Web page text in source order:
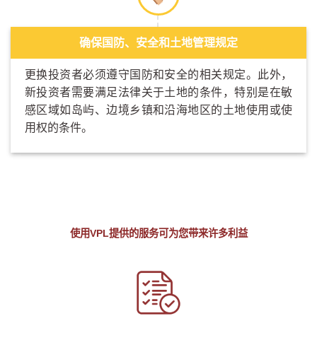
确保国防、安全和土地管理规定
更换投资者必须遵守国防和安全的相关规定。此外，
新投资者需要满足法律关于土地的条件，特别是在敏
感区域如岛屿、边境乡镇和沿海地区的土地使用或使
用权的条件。
使用VPL提供的服务可为您带来许多利益